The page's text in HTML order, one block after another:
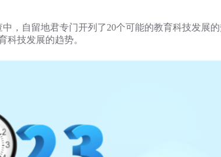
中，自留地君专门开列了20个可能的教育科技发展
科技发展的趋势。